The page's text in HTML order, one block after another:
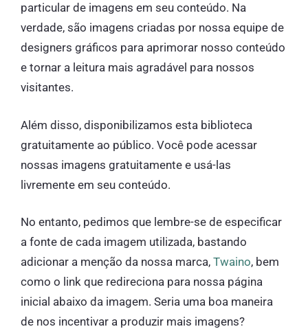
particular de imagens em seu conteúdo. Na
verdade, são imagens criadas por nossa equipe de
designers gráficos para aprimorar nosso conteúdo
e tornar a leitura mais agradável para nossos
visitantes.
Além disso, disponibilizamos esta biblioteca
gratuitamente ao público. Você pode acessar
nossas imagens gratuitamente e usá-las
livremente em seu conteúdo.
No entanto, pedimos que lembre-se de especificar
a fonte de cada imagem utilizada, bastando
adicionar a menção da nossa marca, Twaino, bem
como o link que redireciona para nossa página
inicial abaixo da imagem. Seria uma boa maneira
de nos incentivar a produzir mais imagens?